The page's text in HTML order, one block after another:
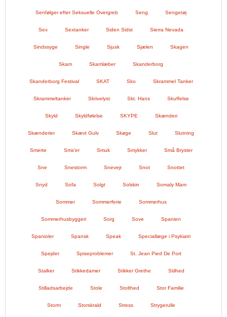
Senfølger efter Seksuelle Overgreb Seng Sengetøj
Sex Sextanker Siden Sidst Sierra Nevada
Sindssyge Single Sjusk Sjælen Skagen
Skam Skamlæber Skanderborg
Skanderborg Festival SKAT Sko Skrammel Tanker
Skrammeltanker Skrivelyst Skt. Hans Skuffelse
Skyld Skyldfølelse SKYPE Skænderi
Skænderier Skævt Gulv Skøge Slut Slutning
Smerte Sms'er Smuk Smykker Små Bryster
Sne Snestorm Snevejr Snot Snottet
Snyd Sofa Solgt Solskin Somaly Mam
Sommer Sommerferie Sommerhus
Sommerhusbyggeri Sorg Sove Spanien
Spanioler Spansk Speak Speciallæge i Psykiatri
Spejder Spiseproblemer St. Jean Pied De Port
Stalker Stikkedamer Stikker Grethe Stilhed
Stilladsarbejde Stole Stolthed Stor Familie
Storm Storskrald Stress Strygerulle